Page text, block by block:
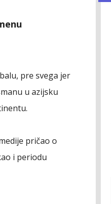
pre svega jer
u azijsku
pričao o
i periodu